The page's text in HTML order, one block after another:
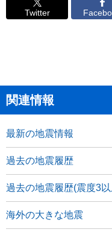
Twitter
関連情報
最新の地震情報
過去の地震履歴
過去の地震履歴(震度3
海外の大きな地震